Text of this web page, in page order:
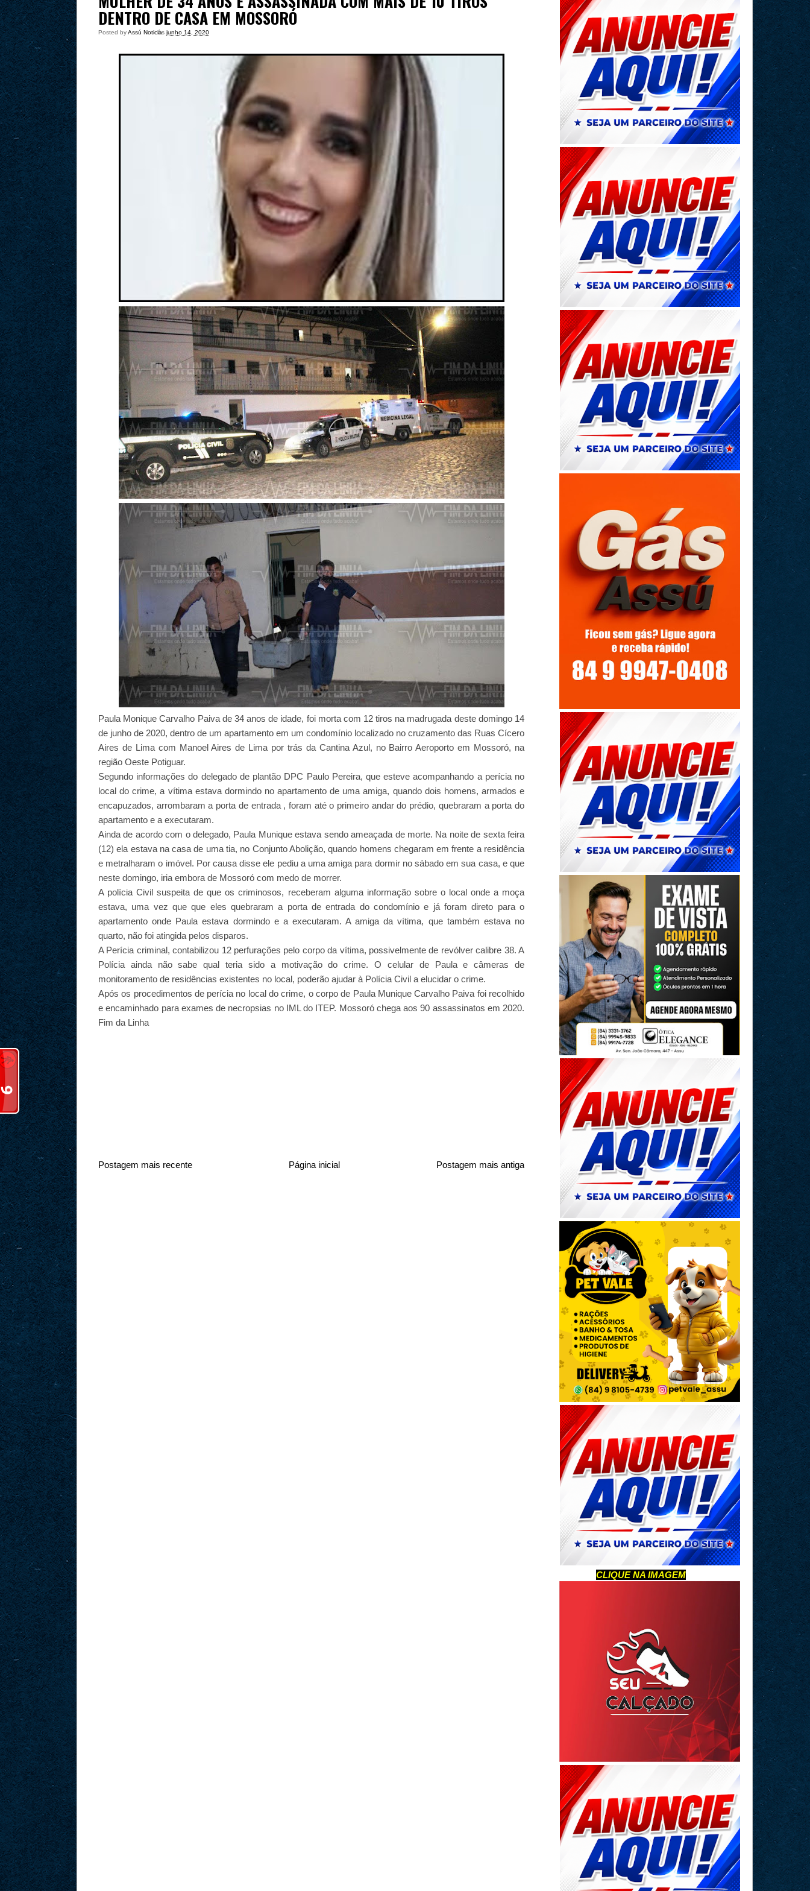
DENTRO DE CASA EM MOSSORÓ
Posted byAssú Noticia
às junho 14, 2020
Paula Monique Carvalho Paiva de 34 anos de idade, foi morta com 12 tiros na madrugada deste domingo 14
de junho de 2020, dentro de um apartamento em um condomínio localizado no cruzamento das Ruas Cícero
Aires de Lima com Manoel Aires de Lima por trás da Cantina Azul, no Bairro Aeroporto em Mossoró, na
região Oeste Potiguar.
Segundo informações do delegado de plantão DPC Paulo Pereira, que esteve acompanhando a perícia no
local do crime, a vítima estava dormindo no apartamento de uma amiga, quando dois homens, armados e
encapuzados, arrombaram a porta de entrada , foram até o primeiro andar do prédio, quebraram a porta do
apartamento e a executaram.
Ainda de acordo com o delegado, Paula Munique estava sendo ameaçada de morte. Na noite de sexta feira
(12) ela estava na casa de uma tia, no Conjunto Abolição, quando homens chegaram em frente a residência
e metralharam o imóvel. Por causa disse ele pediu a uma amiga para dormir no sábado em sua casa, e que
neste domingo, iria embora de Mossoró com medo de morrer.
A polícia Civil suspeita de que os criminosos, receberam alguma informação sobre o local onde a moça
estava, uma vez que que eles quebraram a porta de entrada do condomínio e já foram direto para o
apartamento onde Paula estava dormindo e a executaram. A amiga da vítima, que também estava no
quarto, não foi atingida pelos disparos.
A Perícia criminal, contabilizou 12 perfurações pelo corpo da vítima, possivelmente de revólver calibre 38. A
Polícia ainda não sabe qual teria sido a motivação do crime. O celular de Paula e câmeras de
monitoramento de residências existentes no local, poderão ajudar à Polícia Civil a elucidar o crime.
Após os procedimentos de perícia no local do crime, o corpo de Paula Munique Carvalho Paiva foi recolhido
e encaminhado para exames de necropsias no IML do ITEP. Mossoró chega aos 90 assassinatos em 2020.
Fim da Linha
Postagem mais recente Postagem mais antiga
Página inicial
CLIQUE NA IMAGEM